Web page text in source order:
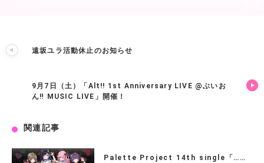
遠坂ユラ活動休止のお知らせ
9月7日（土）「Alt!! 1st Anniversary LIVE @ぶいお
ん‼︎ MUSIC LIVE」開催！
関連記事
Palette Project 14th single「……